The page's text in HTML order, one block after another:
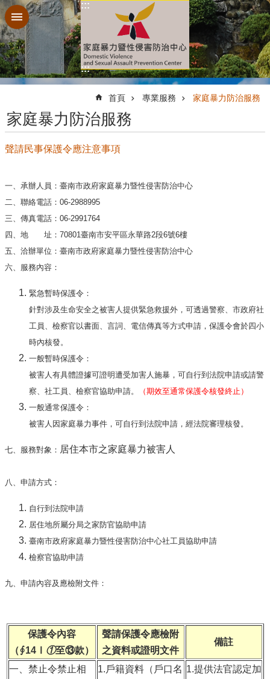
跳到主要內容區塊
:::
:::
首頁 專業服務 家庭暴力防治服務
家庭暴力防治服務
聲請民事保護令應注意事項
一、承辦人員：臺南市政府家庭暴力暨性侵害防治中心
二、聯絡電話：06-2988995
三、傳真電話：06-2991764
四、地 址：70801臺南市安平區永華路2段6號6樓
五、洽辦單位：臺南市政府家庭暴力暨性侵害防治中心
六、服務內容：
緊急暫時保護令：
針對涉及生命安全之被害人提供緊急救援外，可透過警察、市政府社
工員、檢察官以書面、言詞、電信傳真等方式申請，保護令會於四小
時內核發。
一般暫時保護令：
被害人有具體證據可證明遭受加害人施暴，可自行到法院申請或請警
察、社工員、檢察官協助申請。
（期效至通常保護令核發終止）
一般通常保護令：
被害人因家庭暴力事件，可自行到法院申請，經法院審理核發。
七、服務對象： 居住本市之家庭暴力被害人
八、申請方式：
自行到法院申請
居住地所屬分局之家防官協助申請
臺南市政府家庭暴力暨性侵害防治中心社工員協助申請
檢察官協助申請
九、申請內容及應檢附文件：
保護令內容
（∮14Ⅰ ①至⑬款）
聲請保護令應檢附
之資料或證明文件
備註
一、禁止令禁止相
1.戶籍資料（戶口名 1.提供法官認定加